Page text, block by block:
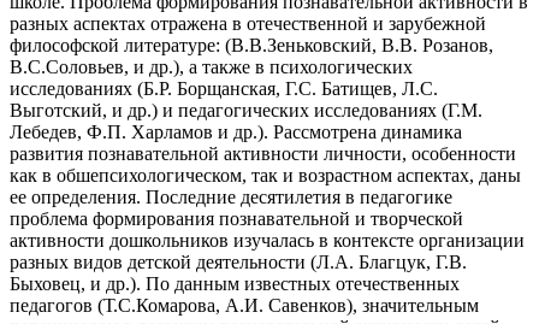
разных аспектах отражена в отечественной и зарубежной
философской литературе: (В.В.Зеньковский, В.В. Розанов,
В.С.Соловьев, и др.), а также в психологических
исследованиях (Б.Р. Борщанская, Г.С. Батищев, Л.С.
Выготский, и др.) и педагогических исследованиях (Г.М.
Лебедев, Ф.П. Харламов и др.). Рассмотрена динамика
развития познавательной активности личности, особенности
как в обшепсихологическом, так и возрастном аспектах, даны
ее определения. Последние десятилетия в педагогике
проблема формирования познавательной и творческой
активности дошкольников изучалась в контексте организации
разных видов детской деятельности (Л.А. Благцук, Г.В.
Быховец, и др.). По данным известных отечественных
педагогов (Т.С.Комарова, А.И. Савенков), значительным